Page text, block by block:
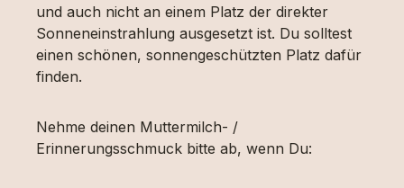
und auch nicht an einem Platz der direkter
Sonneneinstrahlung ausgesetzt ist. Du solltest
einen schönen, sonnengeschützten Platz dafür
finden.
Nehme deinen Muttermilch- /
Erinnerungsschmuck bitte ab, wenn Du: